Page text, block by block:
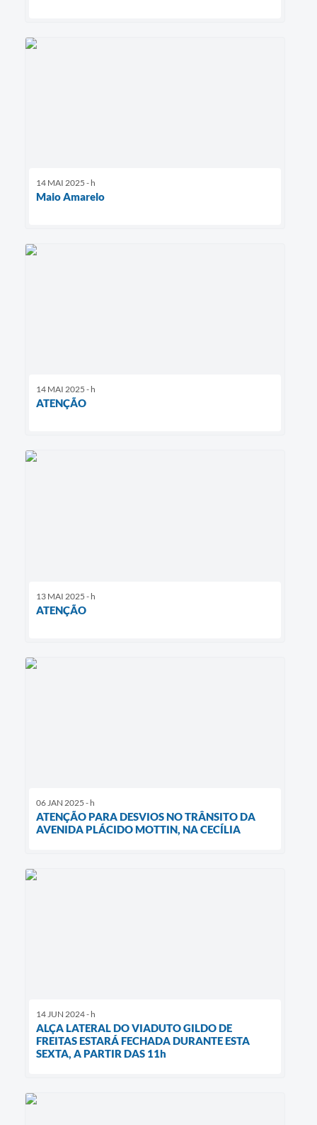
14 MAI 2025 - h
Maio Amarelo
14 MAI 2025 - h
ATENÇÃO
13 MAI 2025 - h
ATENÇÃO
06 JAN 2025 - h
ATENÇÃO PARA DESVIOS NO TRÂNSITO DA
AVENIDA PLÁCIDO MOTTIN, NA CECÍLIA
14 JUN 2024 - h
ALÇA LATERAL DO VIADUTO GILDO DE
FREITAS ESTARÁ FECHADA DURANTE ESTA
SEXTA, A PARTIR DAS 11h